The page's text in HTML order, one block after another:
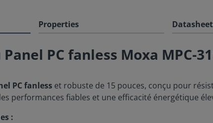
Properties
PC fanless Moxa MPC-
PC fanless et robuste de 15 pouces, conçu pour
performances fiables et une efficacité énergétique
: